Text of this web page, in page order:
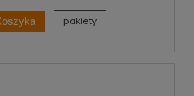
pakiety